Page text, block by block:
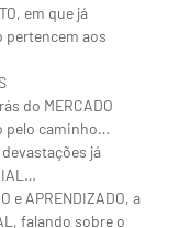
em que já
aos
do MERCADO
pelo caminho…
já
e APRENDIZADO, a
falando sobre o